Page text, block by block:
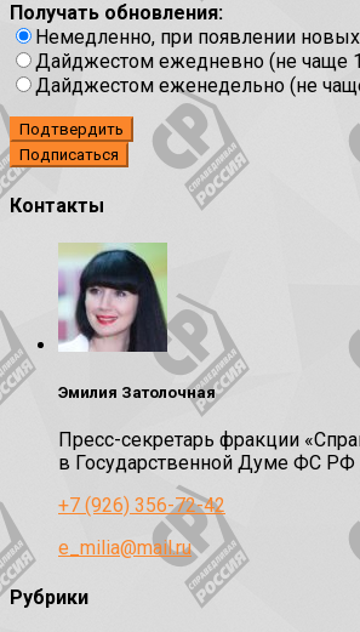
Получать обновления:
Немедленно, при появлении
Дайджестом ежедневно (не чаще 1
Дайджестом еженедельно (не
Подтвердить
Контакты
Эмилия Затолочная
Пресс-секретарь фракции
в Государственной Думе ФС РФ
+7 (926) 356-72-42
e_milia@mail.ru
Рубрики